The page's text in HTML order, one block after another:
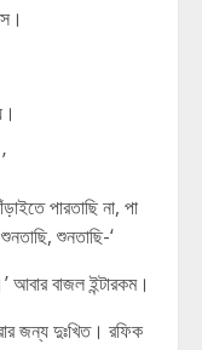
পারতাছি না, পা
শুনতাছি-‘
আবার বাজল ইন্টারকম।
জন্য দুঃখিত। রফিক